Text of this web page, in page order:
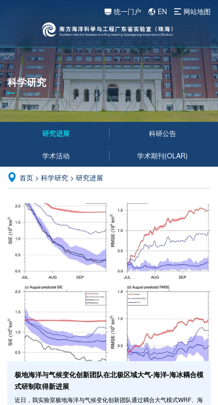
统一门户 EN 网站地图
科学研究
研究进展 科研公告
学术活动 学术期刊(OLAR)
首页 > 科学研究 > 研究进展
极地海洋与气候变化创新团队在北极区域大气-海洋-海冰耦合模
式研制取得新进展
近日，我实验室极地海洋与气候变化创新团队通过耦合大气模式WRF、海